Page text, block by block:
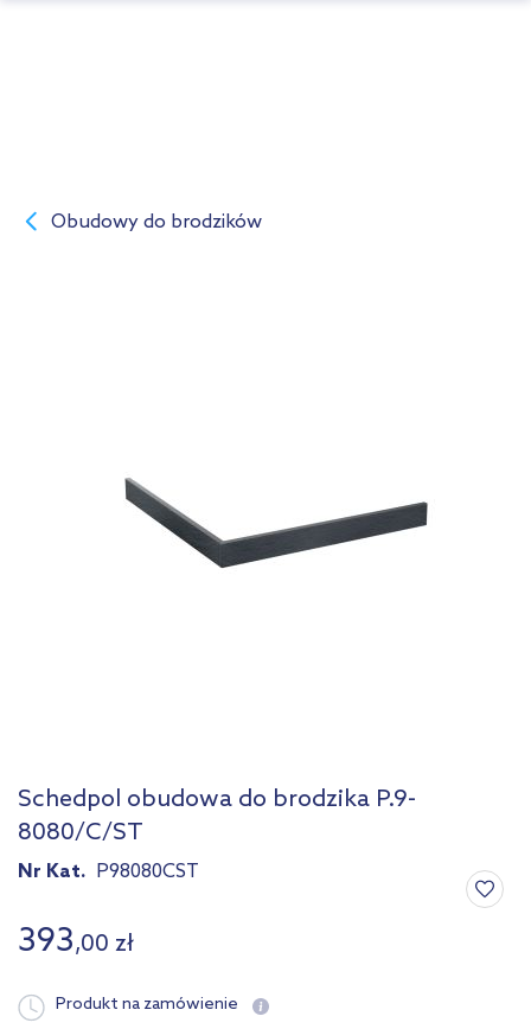
Obudowy do brodzików
Schedpol obudowa do brodzika P.9-
8080/C/ST
Nr Kat. P98080CST
393,00 zł
Produkt na zamówienie